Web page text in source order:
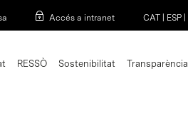
Accés a intranet CAT ESP
RESSÒ Sostenibilitat Transparència